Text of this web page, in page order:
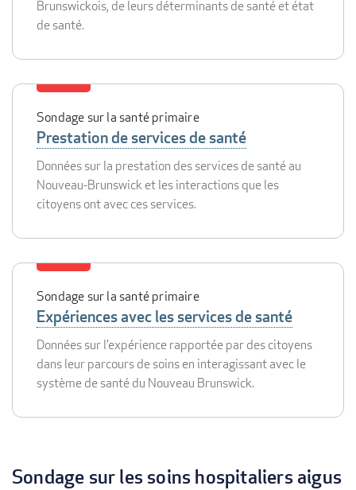
Brunswickois, de leurs déterminants de santé et état
de santé.
Sondage sur la santé primaire
Prestation de services de santé
Données sur la prestation des services de santé au
Nouveau-Brunswick et les interactions que les
citoyens ont avec ces services.
Sondage sur la santé primaire
Expériences avec les services de santé
Données sur l’expérience rapportée par des citoyens
dans leur parcours de soins en interagissant avec le
système de santé du Nouveau Brunswick.
Sondage sur les soins hospitaliers aigus